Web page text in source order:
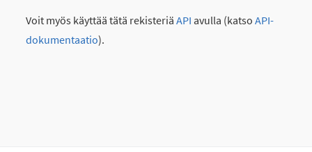
Voit myös käyttää tätä rekisteriä API avulla (katso API-
dokumentaatio).